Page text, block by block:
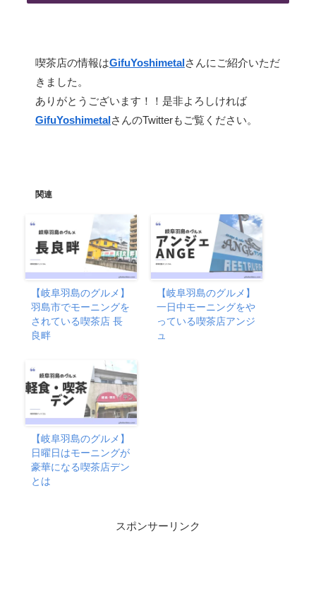
喫茶店の情報はGifuYoshimetalさんにご紹介いただ
きました。
ありがとうございます！！是非よろしければ
GifuYoshimetalさんのTwitterもご覧ください。
関連
【岐阜羽島のグルメ】
羽島市でモーニングを
されている喫茶店 長
良畔
【岐阜羽島のグルメ】
一日中モーニングをや
っている喫茶店アンジ
ュ
【岐阜羽島のグルメ】
日曜日はモーニングが
豪華になる喫茶店デン
とは
スポンサーリンク